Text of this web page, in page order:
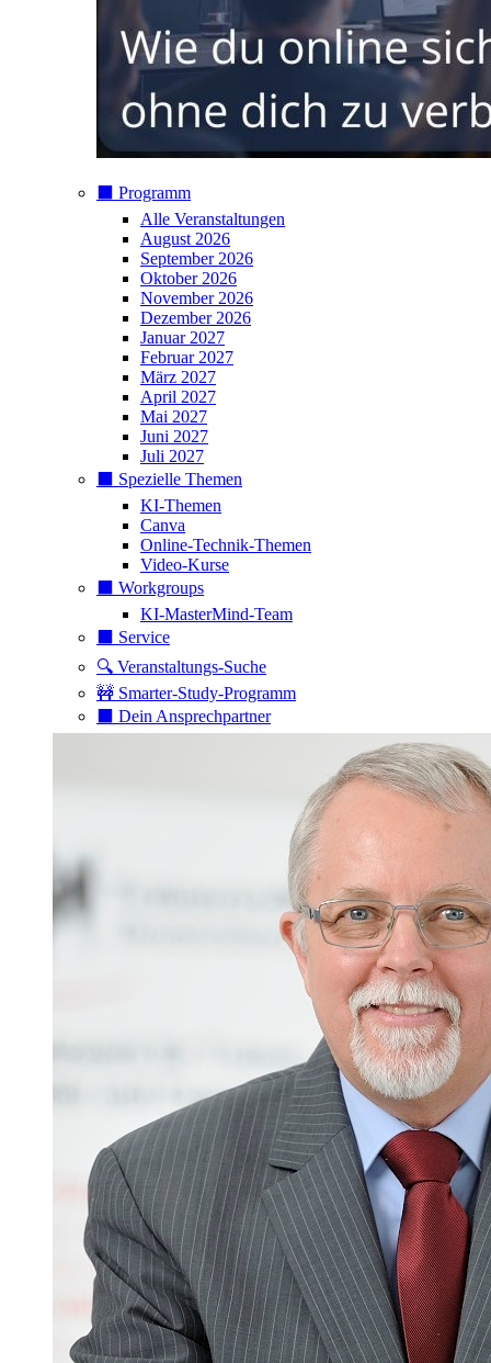
⬛️ Programm
Alle Veranstaltungen
August 2026
September 2026
Oktober 2026
November 2026
Dezember 2026
Januar 2027
Februar 2027
März 2027
April 2027
Mai 2027
Juni 2027
Juli 2027
⬛️ Spezielle Themen
KI-Themen
Canva
Online-Technik-Themen
Video-Kurse
⬛️ Workgroups
KI-MasterMind-Team
⬛️ Service
🔍 Veranstaltungs-Suche
🚧 Smarter-Study-Programm
⬛️ Dein Ansprechpartner